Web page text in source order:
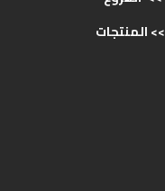
>>المنتجات